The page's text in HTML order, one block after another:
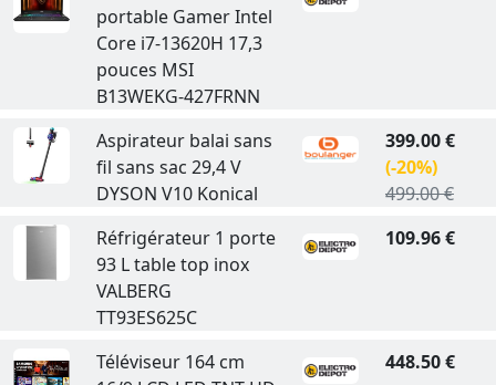
portable Gamer Intel
Core i7-13620H 17,3
pouces MSI
B13WEKG-427FRNN
Aspirateur balai sans
fil sans sac 29,4 V
DYSON V10 Konical
399.00 €
(-20%)
499.00 €
Réfrigérateur 1 porte
93 L table top inox
VALBERG
TT93ES625C
109.96 €
Téléviseur 164 cm
448.50 €